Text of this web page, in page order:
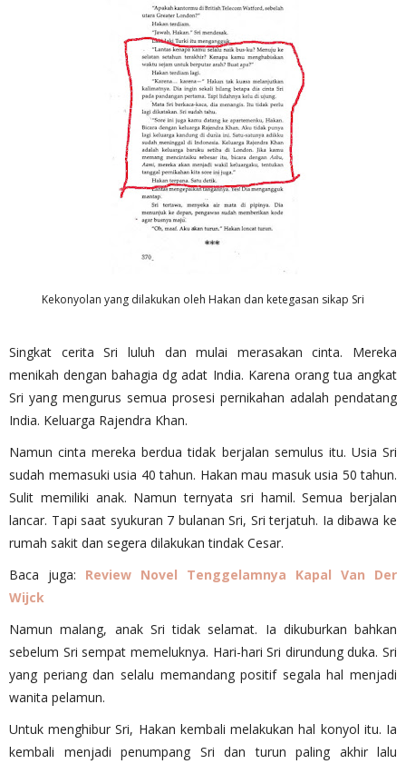
Kekonyolan yang dilakukan oleh Hakan dan ketegasan sikap Sri
Singkat cerita Sri luluh dan mulai merasakan cinta. Mereka
menikah dengan bahagia dg adat India. Karena orang tua angkat
Sri yang mengurus semua prosesi pernikahan adalah pendatang
India. Keluarga Rajendra Khan.
Namun cinta mereka berdua tidak berjalan semulus itu. Usia Sri
sudah memasuki usia 40 tahun. Hakan mau masuk usia 50 tahun.
Sulit memiliki anak. Namun ternyata sri hamil. Semua berjalan
lancar. Tapi saat syukuran 7 bulanan Sri, Sri terjatuh. Ia dibawa ke
rumah sakit dan segera dilakukan tindak Cesar.
Baca juga: Review Novel Tenggelamnya Kapal Van Der
Wijck
Namun malang, anak Sri tidak selamat. Ia dikuburkan bahkan
sebelum Sri sempat memeluknya. Hari-hari Sri dirundung duka. Sri
yang periang dan selalu memandang positif segala hal menjadi
wanita pelamun.
Untuk menghibur Sri, Hakan kembali melakukan hal konyol itu. Ia
kembali menjadi penumpang Sri dan turun paling akhir lalu